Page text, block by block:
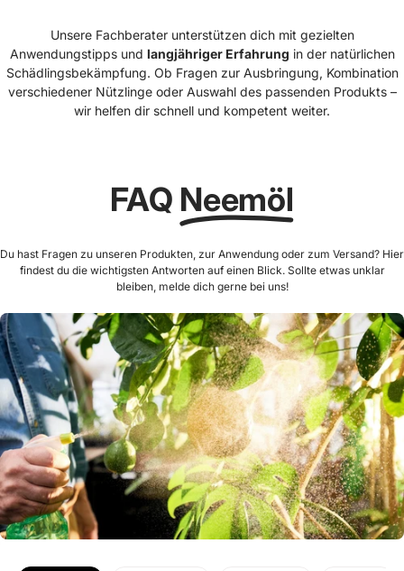
Unsere Fachberater unterstützen dich mit gezielten
Anwendungstipps und langjähriger Erfahrung in der natürlichen
Schädlingsbekämpfung. Ob Fragen zur Ausbringung, Kombination
verschiedener Nützlinge oder Auswahl des passenden Produkts –
wir helfen dir schnell und kompetent weiter.
FAQ Neemöl
Du hast Fragen zu unseren Produkten, zur Anwendung oder zum Versand? Hier
findest du die wichtigsten Antworten auf einen Blick. Sollte etwas unklar
bleiben, melde dich gerne bei uns!